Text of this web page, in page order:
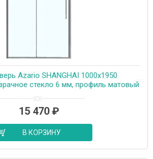
Azario SHANGHAI 1000х1950
стекло 6 мм, профиль матовый
15 470 ₽
В КОРЗИНУ